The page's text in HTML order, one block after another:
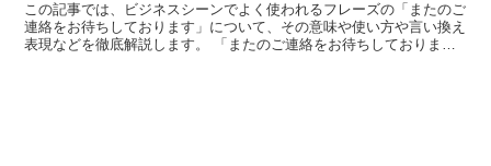
この記事では、ビジネスシーンでよく使われるフレーズの「またのご
連絡をお待ちしております」について、その意味や使い方や言い換え
表現などを徹底解説します。 「またのご連絡をお待ちしておりま